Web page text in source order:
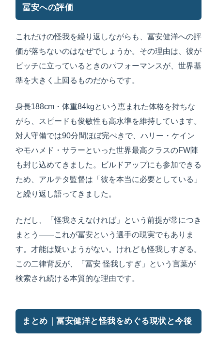
冨安への評価
これだけの怪我を繰り返しながらも、冨安健洋への評
価が落ちないのはなぜでしょうか。その理由は、彼が
ピッチに立っているときのパフォーマンスが、世界基
準を大きく上回るものだからです。
身長188cm・体重84kgという恵まれた体格を持ちな
がら、スピードも俊敏性も高水準を維持しています。
対人守備では90分間ほぼ完ぺきで、ハリー・ケイン
やモハメド・サラーといった世界最高クラスのFW陣
も封じ込めてきました。ビルドアップにも参加できる
ため、アルテタ監督は「彼を本当に必要としている」
と繰り返し語ってきました。
ただし、「怪我さえなければ」という前提が常につき
まとう——これが冨安という選手の現実でもありま
す。才能は疑いようがない。けれども怪我しすぎる。
この二律背反が、「冨安 怪我しすぎ」という言葉が
検索され続ける本質的な理由です。
まとめ｜冨安健洋と怪我をめぐる現状と今後